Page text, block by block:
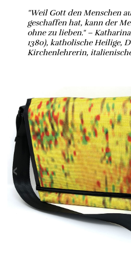
"Weil Gott den Menschen
geschaffen hat, kann der
ohne zu lieben." – Katharina
1380), katholische Heilige,
Kirchenlehrerin,